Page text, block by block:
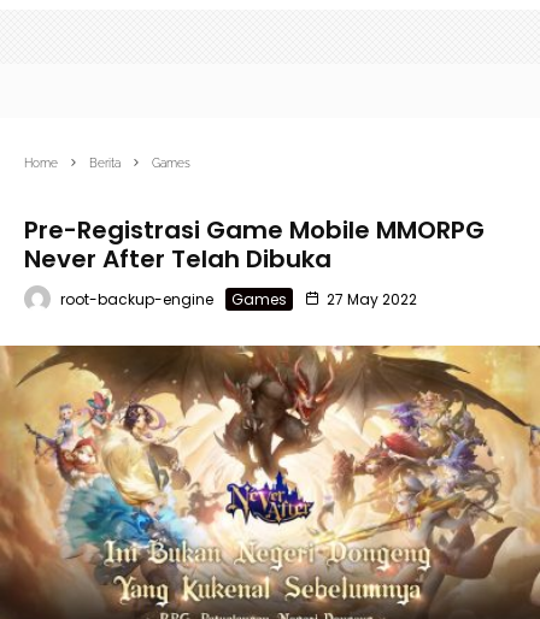
Home Berita Games
Pre-Registrasi Game Mobile MMORPG
Never After Telah Dibuka
root-backup-engine Games 27 May 2022